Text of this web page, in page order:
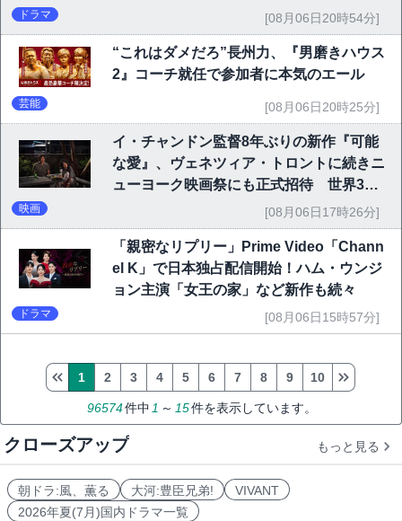
ドラマ [08月06日20時54分]
“これはダメだろ”長州力、『男磨きハウス
2』コーチ就任で参加者に本気のエール
芸能 [08月06日20時25分]
イ・チャンドン監督8年ぶりの新作『可能
な愛』、ヴェネツィア・トロントに続きニ
ューヨーク映画祭にも正式招待 世界3大
映画祭で快挙｜Netflix映画
映画 [08月06日17時26分]
「親密なリプリー」Prime Video「Chann
el K」で日本独占配信開始！ハム・ウンジ
ョン主演「女王の家」など新作も続々
ドラマ [08月06日15時57分]
96574件中 1 ～ 15件を表示しています。
1 2 3 4 5 6 7 8 9 10
クローズアップ もっと見る
朝ドラ:風、薫る 大河:豊臣兄弟!
VIVANT
2026年夏(7月)国内ドラマ一覧